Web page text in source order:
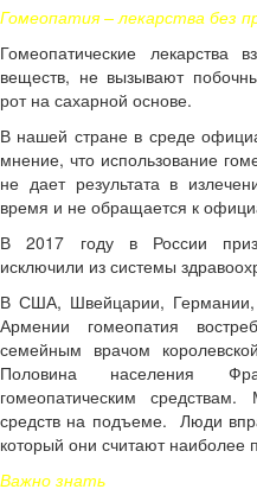
Гомеопатия – лекарства без
Гомеопатические лекарства
веществ, не вызывают
рот на сахарной основе.
В нашей стране в среде
мнение, что использование
не дает результата в
время и не обращается к
В 2017 году в России
исключили из системы
В США, Швейцарии,
Армении гомеопатия
семейным врачом
Половина населения
гомеопатическим
средств на подъеме. Люди
который они считают наиболее
Важно знать